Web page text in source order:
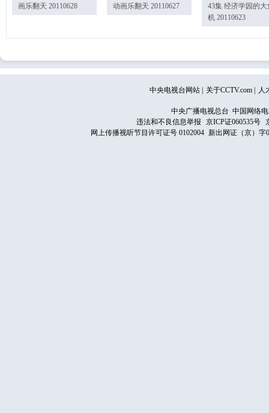
画乐翻天 20110628
动画乐翻天 20110627
43集 经济学园的大
机 20110623
中央电视台网站 关于CCTV.com 人
中央广播电视总台 中国网络
违法和不良信息举报
京ICP证060535号
网上传播视听节目许可证号 0102004 新出网证（京）